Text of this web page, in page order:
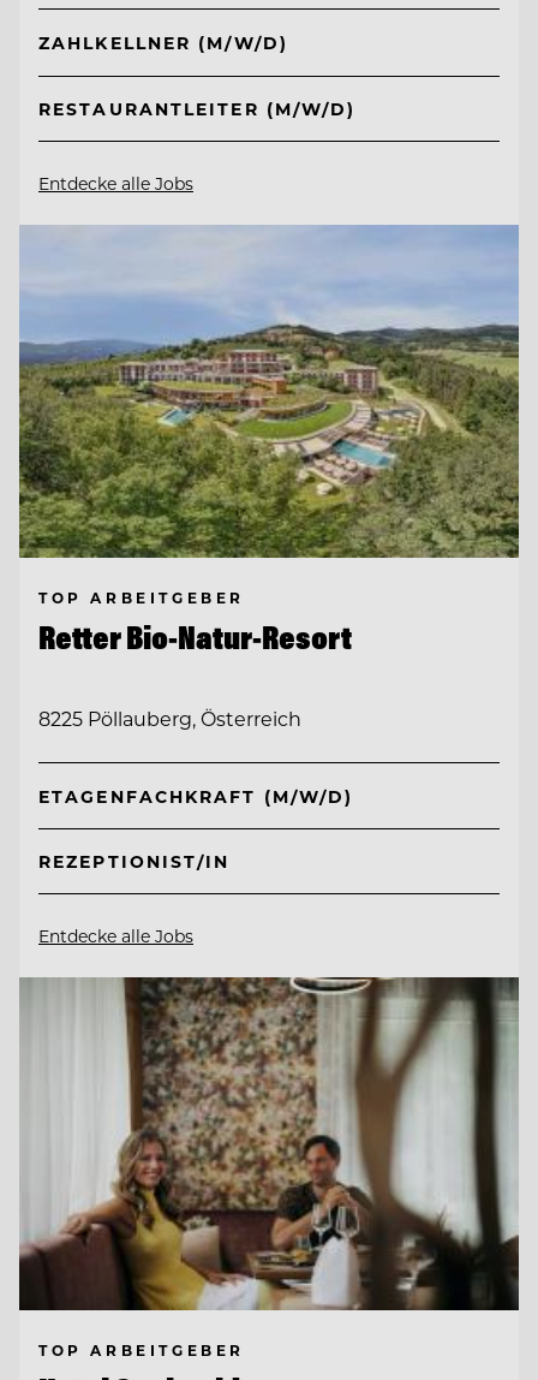
ZAHLKELLNER (M/W/D)
RESTAURANTLEITER (M/W/D)
Entdecke alle Jobs
TOP ARBEITGEBER
Retter Bio-Natur-Resort
8225 Pöllauberg, Österreich
ETAGENFACHKRAFT (M/W/D)
REZEPTIONIST/IN
Entdecke alle Jobs
TOP ARBEITGEBER